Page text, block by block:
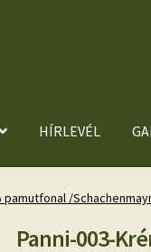
HÍRLEVÉL
pamutfonal /
Panni-003-